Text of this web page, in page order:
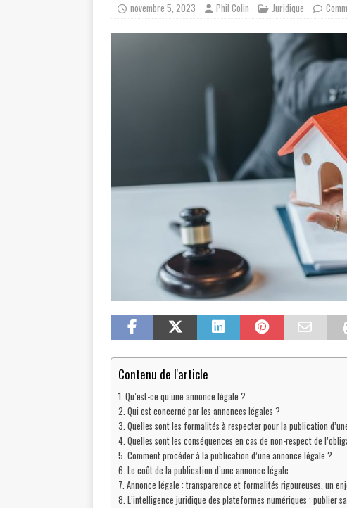
novembre 5, 2023 Phil Colin Juridique
Contenu de l'article
Qu’est-ce qu’une annonce légale ?
Qui est concerné par les annonces légales ?
Quelles sont les formalités à respecter pour la publication
Quelles sont les conséquences en cas de non-respect de
Comment procéder à la publication d’une annonce légale ?
Le coût de la publication d’une annonce légale
Annonce légale : transparence et formalités rigoureuses, un
L’intelligence juridique des plateformes numériques : publier